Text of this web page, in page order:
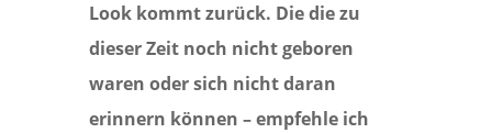
Look kommt zurück. Die die zu
dieser Zeit noch nicht geboren
waren oder sich nicht daran
erinnern können – empfehle ich